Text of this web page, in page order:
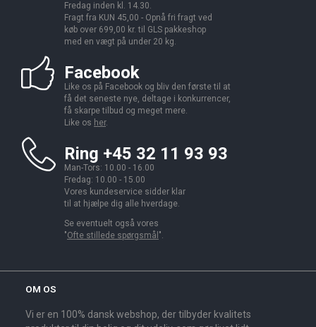
Fredag inden kl. 14.30.
Fragt fra KUN 45,00 - Opnå fri fragt ved
køb over 699,00 kr. til GLS pakkeshop
med en vægt på under 20 kg.
Facebook
Like os på Facebook og bliv den første til at
få det seneste nye, deltage i konkurrencer,
få skarpe tilbud og meget mere.
Like os her.
Ring +45 32 11 93 93
Man-Tors: 10.00 - 16.00
Fredag: 10.00 - 15.00
Vores kundeservice sidder klar
til at hjælpe dig alle hverdage.
Se eventuelt også vores
"Ofte stillede spørgsmål ".
OM OS
Vi er en 100% dansk webshop, der tilbyder kvalitets